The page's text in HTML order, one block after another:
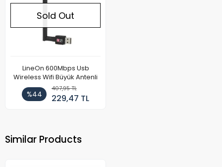
Sold Out
LineOn 600Mbps Usb
Wireless Wifi Büyük Antenli
%44
407,95 TL
229,47 TL
Similar Products